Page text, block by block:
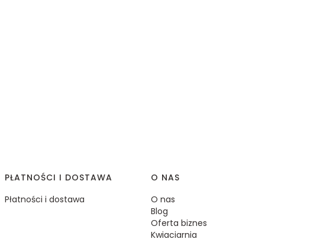
PŁATNOŚCI I DOSTAWA
Płatności i dostawa
O NAS
O nas
Blog
Oferta biznes
Kwiaciarnia